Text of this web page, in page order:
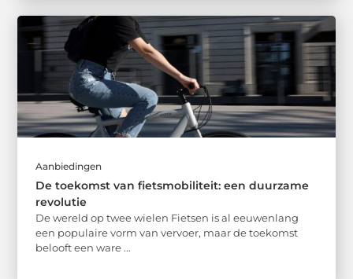
Aanbiedingen
De toekomst van fietsmobiliteit: een duurzame
revolutie
De wereld op twee wielen Fietsen is al eeuwenlang
een populaire vorm van vervoer, maar de toekomst
belooft een ware ...